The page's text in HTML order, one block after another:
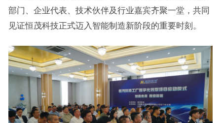
部门、企业代表、技术伙伴及行业嘉宾齐聚一堂，共同
见证恒茂科技正式迈入智能制造新阶段的重要时刻。